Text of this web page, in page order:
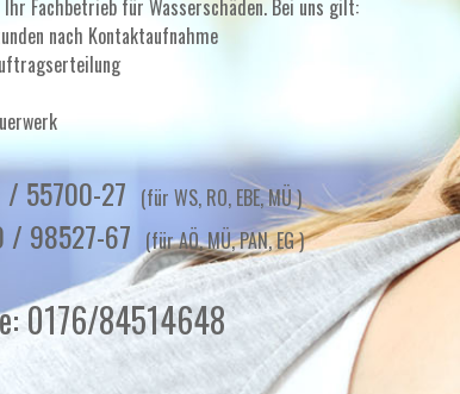
Fachbetrieb für Wasserschäden. Bei uns gilt:
nach Kontaktaufnahme
/ 55700-27 (für WS, RO, EBE, MÜ )
0176/84514648
/ 98527-67 (für AÖ, MÜ, PAN, EG )